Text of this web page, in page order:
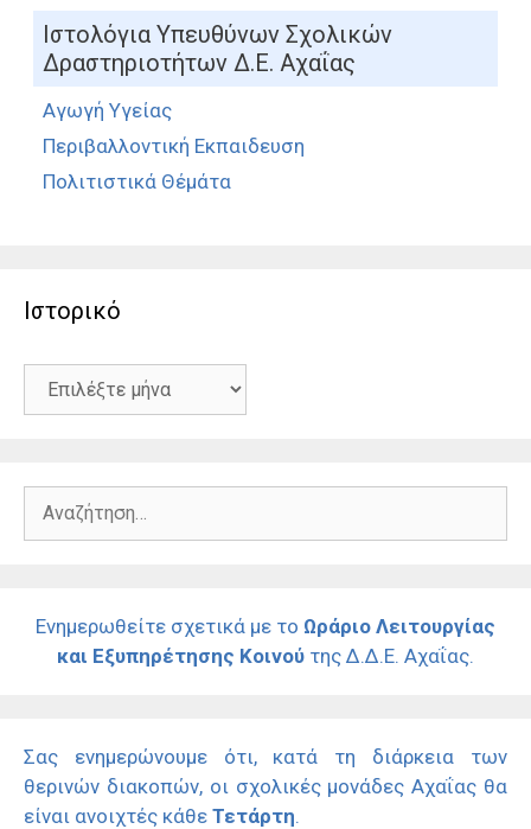
Ιστολόγια Υπευθύνων Σχολικών
Δραστηριοτήτων Δ.Ε. Αχαΐας
Αγωγή Υγείας
Περιβαλλοντική Εκπαιδευση
Πολιτιστικά Θέμάτα
Ιστορικό
Ιστορικό
Αναζήτηση
Ενημερωθείτε σχετικά με το Ωράριο Λειτουργίας
και Εξυπηρέτησης Κοινού της Δ.Δ.Ε. Αχαΐας.
Σας ενημερώνουμε ότι, κατά τη διάρκεια των
θερινών διακοπών, οι σχολικές μονάδες Αχαΐας θα
είναι ανοιχτές κάθε Τετάρτη.